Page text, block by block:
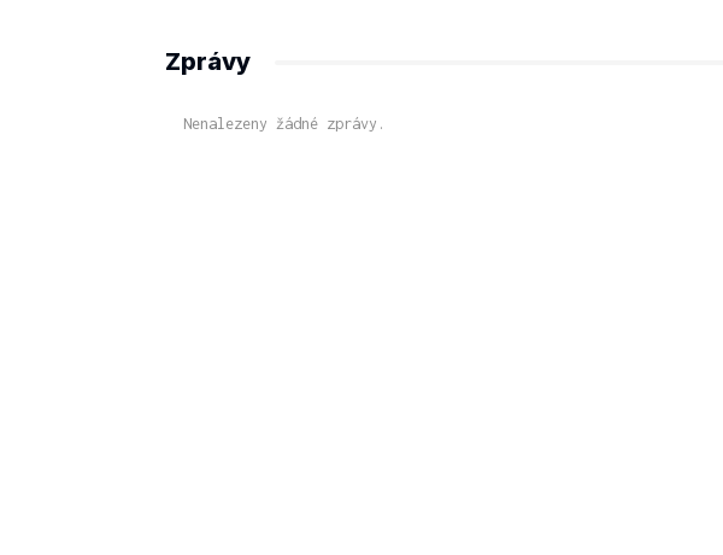
Zprávy
Nenalezeny žádné zprávy.